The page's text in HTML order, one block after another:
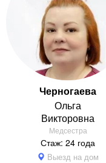
Черногаева
Ольга
Викторовна
Медсестра
Стаж: 24 года
Выезд на дом